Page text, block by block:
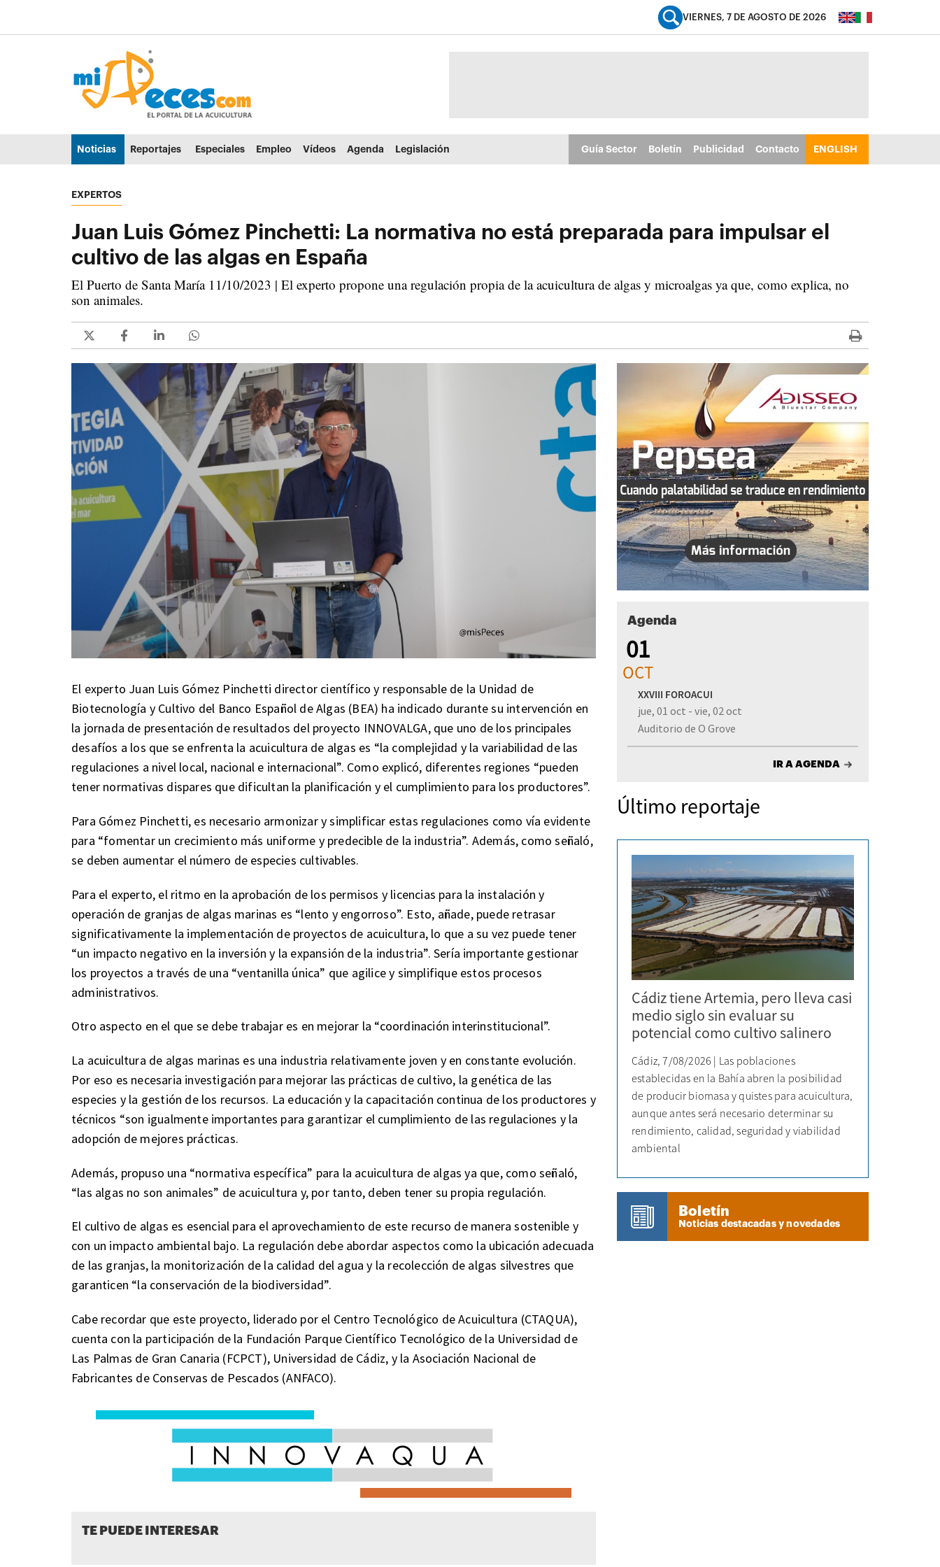
Ir al menú principal (alt + u)
VIERNES, 7 DE AGOSTO DE 2026
Noticias Reportajes Especiales Empleo Vídeos Agenda Legislación Guía Sector Boletín Publicidad Contacto ENGLISH
EXPERTOS
Juan Luis Gómez Pinchetti: La normativa no está preparada para impulsar el
cultivo de las algas en España
El Puerto de Santa María 11/10/2023 | El experto propone una regulación propia de la acuicultura de algas y microalgas ya que, como explica, no
son animales.
El experto Juan Luis Gómez Pinchetti director científico y responsable de la Unidad de
Biotecnología y Cultivo del Banco Español de Algas (BEA) ha indicado durante su intervención en
la jornada de presentación de resultados del proyecto INNOVALGA, que uno de los principales
desafíos a los que se enfrenta la acuicultura de algas es “la complejidad y la variabilidad de las
regulaciones a nivel local, nacional e internacional”. Como explicó, diferentes regiones “pueden
tener normativas dispares que dificultan la planificación y el cumplimiento para los productores”.
Para Gómez Pinchetti, es necesario armonizar y simplificar estas regulaciones como vía evidente
para “fomentar un crecimiento más uniforme y predecible de la industria”. Además, como señaló,
se deben aumentar el número de especies cultivables.
Para el experto, el ritmo en la aprobación de los permisos y licencias para la instalación y
operación de granjas de algas marinas es “lento y engorroso”. Esto, añade, puede retrasar
significativamente la implementación de proyectos de acuicultura, lo que a su vez puede tener
“un impacto negativo en la inversión y la expansión de la industria”. Sería importante gestionar
los proyectos a través de una “ventanilla única” que agilice y simplifique estos procesos
administrativos.
Otro aspecto en el que se debe trabajar es en mejorar la “coordinación interinstitucional”.
La acuicultura de algas marinas es una industria relativamente joven y en constante evolución.
Por eso es necesaria investigación para mejorar las prácticas de cultivo, la genética de las
especies y la gestión de los recursos. La educación y la capacitación continua de los productores y
técnicos “son igualmente importantes para garantizar el cumplimiento de las regulaciones y la
adopción de mejores prácticas.
Además, propuso una “normativa específica” para la acuicultura de algas ya que, como señaló,
“las algas no son animales” de acuicultura y, por tanto, deben tener su propia regulación.
El cultivo de algas es esencial para el aprovechamiento de este recurso de manera sostenible y
con un impacto ambiental bajo. La regulación debe abordar aspectos como la ubicación adecuada
de las granjas, la monitorización de la calidad del agua y la recolección de algas silvestres que
garanticen “la conservación de la biodiversidad”.
Cabe recordar que este proyecto, liderado por el Centro Tecnológico de Acuicultura (CTAQUA),
cuenta con la participación de la Fundación Parque Científico Tecnológico de la Universidad de
Las Palmas de Gran Canaria (FCPCT), Universidad de Cádiz, y la Asociación Nacional de
Fabricantes de Conservas de Pescados (ANFACO).
TE PUEDE INTERESAR
Agenda
01
OCT
XXVIII FOROACUI
jue, 01 oct - vie, 02 oct
Auditorio de O Grove
IR A AGENDA
Último reportaje
Cádiz tiene Artemia, pero lleva casi
medio siglo sin evaluar su
potencial como cultivo salinero
Cádiz, 7/08/2026 | Las poblaciones
establecidas en la Bahía abren la posibilidad
de producir biomasa y quistes para acuicultura,
aunque antes será necesario determinar su
rendimiento, calidad, seguridad y viabilidad
ambiental
Boletín
Noticias destacadas y novedades